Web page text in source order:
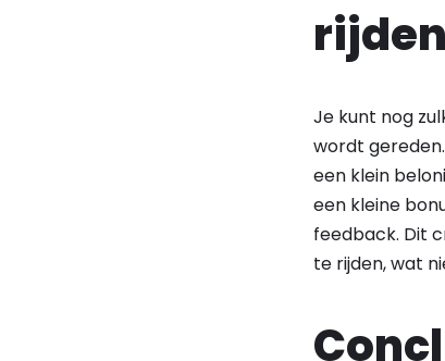
rijden
Je kunt nog
wordt
een klein
een kleine
feedback. Dit
te rijden, wat